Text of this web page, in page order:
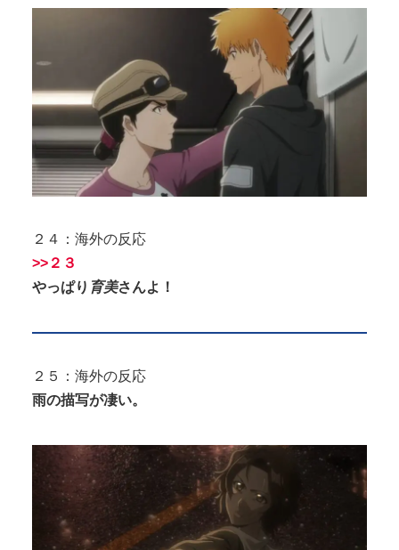
２４：海外の反応
>>２３
やっぱり 育美さんよ！
２５：海外の反応
雨の描写が凄い。